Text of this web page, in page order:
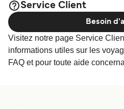
Service Client
Visitez notre page Service
informations utiles sur les
FAQ et pour toute aide
Besoin